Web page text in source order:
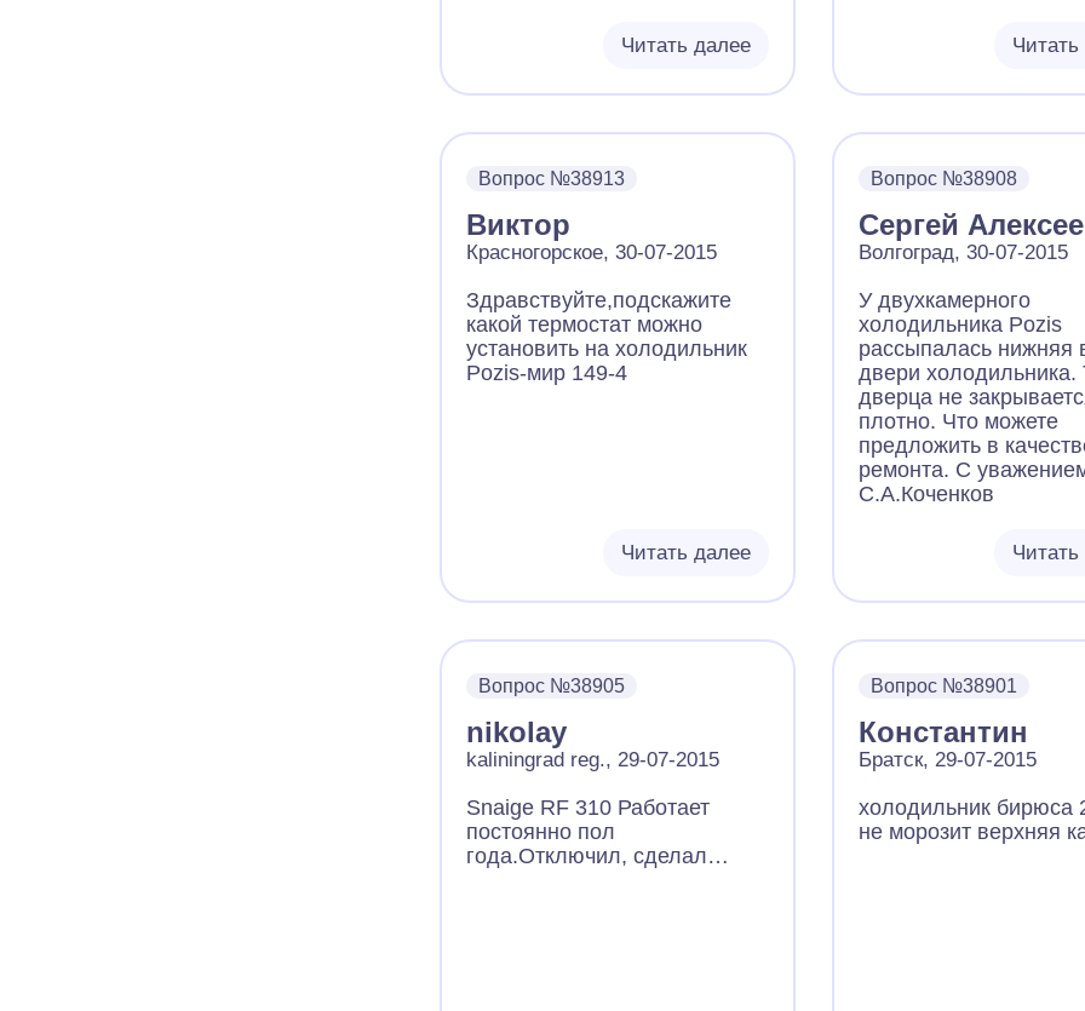
Читать далее
Вопрос №38913
Виктор
Красногорское, 30-07-2015
Здравствуйте,подскажите
какой термостат можно
установить на холодильник
Pozis-мир 149-4
Читать далее
Вопрос №38908
Сергей
Волгоград, 30-07-2015
У двухкамерного
холодильника Pozis
рассыпалась нижняя
двери холодильника.
дверца не
плотно. Что можете
предложить в
ремонта. С
С.А.Коченков
Вопрос №38905
nikolay
kaliningrad reg., 29-07-2015
Snaige RF 310 Работает
постоянно пол
года.Отключил, сделал
Вопрос №38901
Константин
Братск, 29-07-2015
холодильник бирюса
не морозит верхняя